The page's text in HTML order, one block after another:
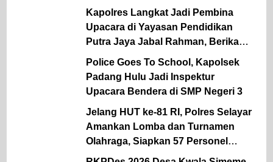
Dwitunggal
Kapolres Langkat Jadi Pembina
Upacara di Yayasan Pendidikan
Putra Jaya Jabal Rahman, Berikan
Motivasi dan Edukasi Kamtibmas
kepada Pelajar
Police Goes To School, Kapolsek
Padang Hulu Jadi Inspektur
Upacara Bendera di SMP Negeri 3
Jelang HUT ke-81 RI, Polres Selayar
Amankan Lomba dan Turnamen
Olahraga, Siapkan 57 Personel
Kawal Gerak Jalan Pelajar